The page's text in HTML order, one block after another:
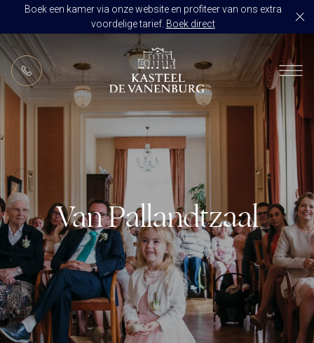
Boek een kamer via onze website en profiteer van ons extra
voordelige tarief. Boek direct
NL
RESTAURANT DE VANENBURG
CULINAIR GENIETEN ARRANGEMENT
ALLES OP ÉÉN LOCATIE
TROUWZALEN
VOORBEELDOFFERTE
BRUIDSSUITE
TROUWLOCATIE ROUTE
ARRANGEMENTEN
ACTIVITEITEN
CONGRES OF CONFERENTIE
EVENEMENT
VERGADERING
VERGADEREN MET OVERNACHTING
ZALEN
JUBILEUM
CONCERT
GROEPSDINER
UITVAART EN CONDOLEANCE
OVER KASTEEL DE VANENBURG
GESCHIEDENIS
ONS TEAM
AGENDA
Van Pallandtzaal